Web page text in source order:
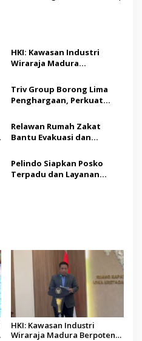
HKI: Kawasan Industri
Wiraraja Madura
Pertumbuhan Ekonomi
Baru
Triv Group Borong Lima
Penghargaan, Perkuat
Aset Digital Terpercaya
Relawan Rumah Zakat
Bantu Evakuasi dan
Kebakaran KMP Mutiara
Sentosa II
Pelindo Siapkan Posko
Terpadu dan Layanan
HKI: Kawasan Industri
Wiraraja Madura Berpotensi